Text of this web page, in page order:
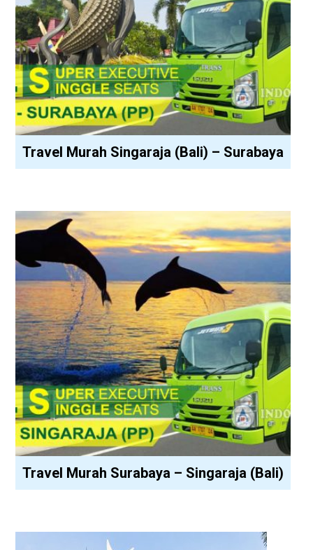
Travel Murah Singaraja (Bali) – Surabaya
Travel Murah Surabaya – Singaraja (Bali)